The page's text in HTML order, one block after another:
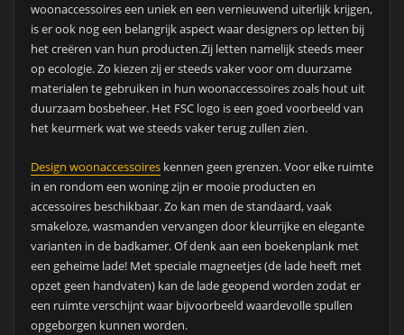
woonaccessoires een uniek en een vernieuwend uiterlijk krijgen,
is er ook nog een belangrijk aspect waar designers op letten bij
het creëren van hun producten.Zij letten namelijk steeds meer
op ecologie. Zo kiezen zij er steeds vaker voor om duurzame
materialen te gebruiken in hun woonaccessoires zoals hout uit
duurzaam bosbeheer. Het FSC logo is een goed voorbeeld van
het keurmerk wat we steeds vaker terug zullen zien.
Design woonaccessoireskennen geen grenzen. Voor elke ruimte
in en rondom een woning zijn er mooie producten en
accessoires beschikbaar. Zo kan men de standaard, vaak
smakeloze, wasmanden vervangen door kleurrijke en elegante
varianten in de badkamer. Of denk aan een boekenplank met
een geheime lade! Met speciale magneetjes (de lade heeft met
opzet geen handvaten) kan de lade geopend worden zodat er
een ruimte verschijnt waar bijvoorbeeld waardevolle spullen
opgeborgen kunnen worden.